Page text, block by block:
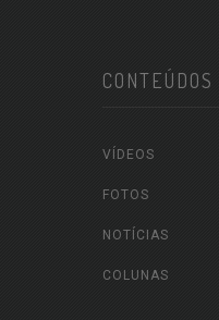
CONTEÚDOS
VÍDEOS
FOTOS
NOTÍCIAS
COLUNAS